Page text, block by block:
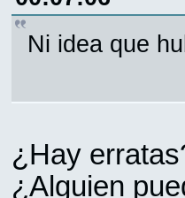
Ni idea que
¿Hay
¿Alguien